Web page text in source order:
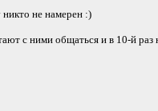
не намерен :)
с ними общаться и в 10-й